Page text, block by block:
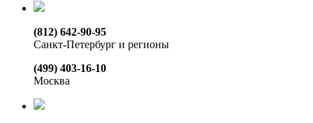
(812) 642-90-95
Санкт-Петербург и регионы
(499) 403-16-10
Москва